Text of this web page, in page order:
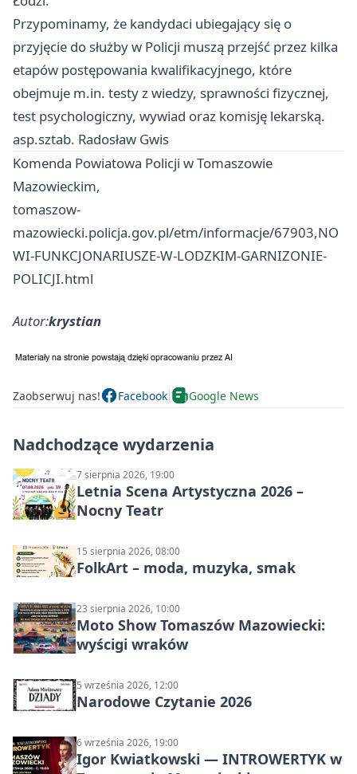
Przypominamy, że kandydaci ubiegający się o
przyjęcie do służby w Policji muszą przejść przez kilka
etapów postępowania kwalifikacyjnego, które
obejmuje m.in. testy z wiedzy, sprawności fizycznej,
test psychologiczny, wywiad oraz komisję lekarską.
asp.sztab. Radosław Gwis
Komenda Powiatowa Policji w Tomaszowie
Mazowieckim,
tomaszow-
mazowiecki.policja.gov.pl/etm/informacje/67903,NO
WI-FUNKCJONARIUSZE-W-LODZKIM-GARNIZONIE-
POLICJI.html
Autor:krystian
Zaobserwuj nas! Facebook Google News
Nadchodzące wydarzenia
7 sierpnia 2026, 19:00
Letnia Scena Artystyczna 2026 –
Nocny Teatr
15 sierpnia 2026, 08:00
FolkArt – moda, muzyka, smak
23 sierpnia 2026, 10:00
Moto Show Tomaszów Mazowiecki:
wyścigi wraków
5 września 2026, 12:00
Narodowe Czytanie 2026
6 września 2026, 19:00
Igor Kwiatkowski — INTROWERTYK w